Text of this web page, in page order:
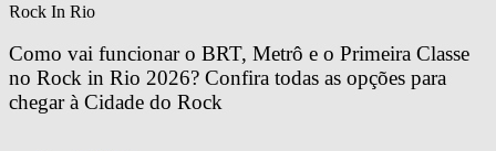
Rock In Rio
Como vai funcionar o BRT, Metrô e o Primeira Classe
no Rock in Rio 2026? Confira todas as opções para
chegar à Cidade do Rock